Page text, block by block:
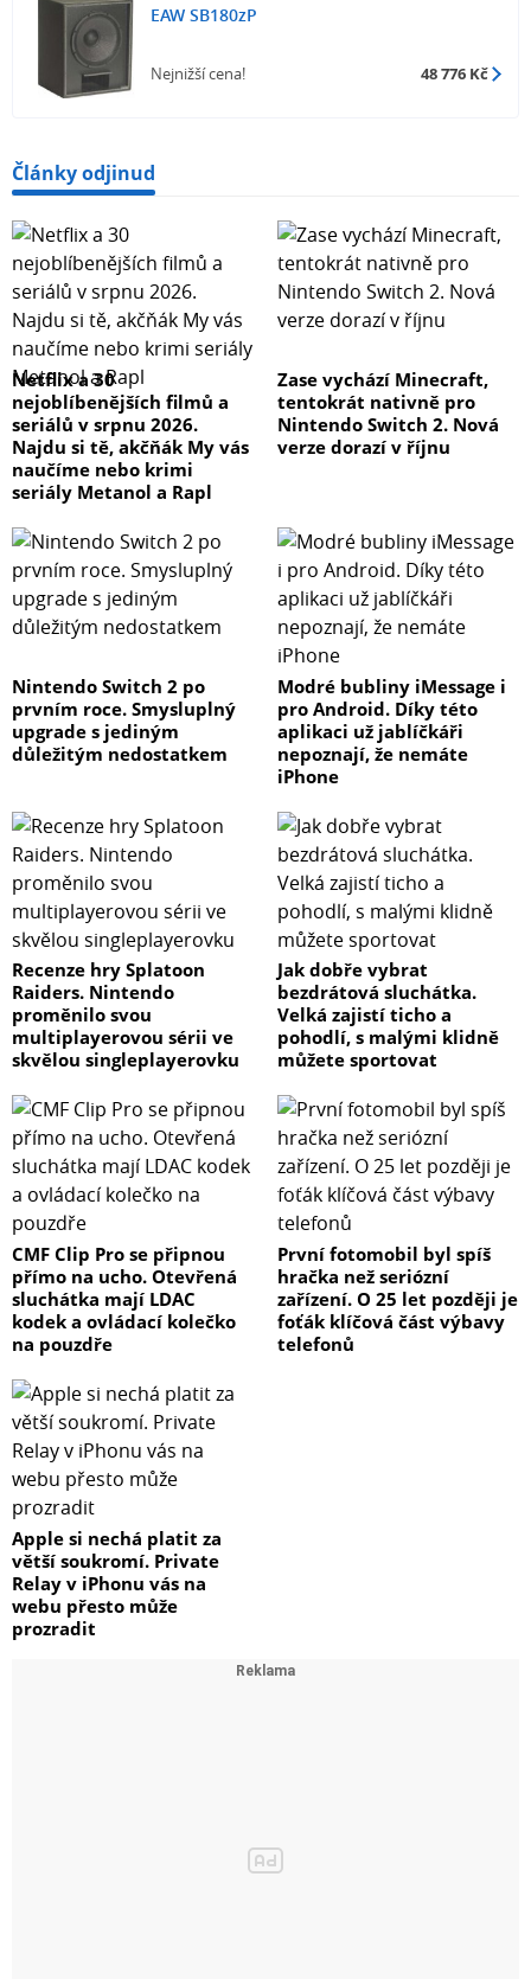
EAW SB180zP
Nejnižší cena! 48 776 Kč
Články odjinud
Netflix a 30
nejoblíbenějších filmů a
seriálů v srpnu 2026.
Najdu si tě, akčňák My vás
naučíme nebo krimi
seriály Metanol a Rapl
Zase vychází Minecraft,
tentokrát nativně pro
Nintendo Switch 2. Nová
verze dorazí v říjnu
Nintendo Switch 2 po
prvním roce. Smysluplný
upgrade s jediným
důležitým nedostatkem
Modré bubliny iMessage i
pro Android. Díky této
aplikaci už jablíčkáři
nepoznají, že nemáte
iPhone
Recenze hry Splatoon
Raiders. Nintendo
proměnilo svou
multiplayerovou sérii ve
skvělou singleplayerovku
Jak dobře vybrat
bezdrátová sluchátka.
Velká zajistí ticho a
pohodlí, s malými klidně
můžete sportovat
CMF Clip Pro se připnou
přímo na ucho. Otevřená
sluchátka mají LDAC
kodek a ovládací kolečko
na pouzdře
První fotomobil byl spíš
hračka než seriózní
zařízení. O 25 let později je
foťák klíčová část výbavy
telefonů
Apple si nechá platit za
větší soukromí. Private
Relay v iPhonu vás na
webu přesto může
prozradit